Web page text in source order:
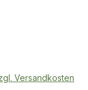
Versandkosten